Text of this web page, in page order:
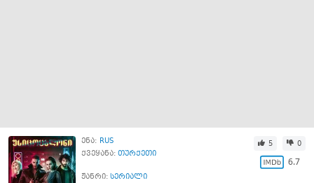
ენა: RUS
ქვეყანა: თურქეთი
5 0
6.7
ჟანრი: სერიალი